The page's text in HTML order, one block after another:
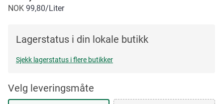
NOK 99 80/Liter
Lagerstatus i din lokale butikk
Sjekk lagerstatus i flere butikker
Velg leveringsmåte
gallery